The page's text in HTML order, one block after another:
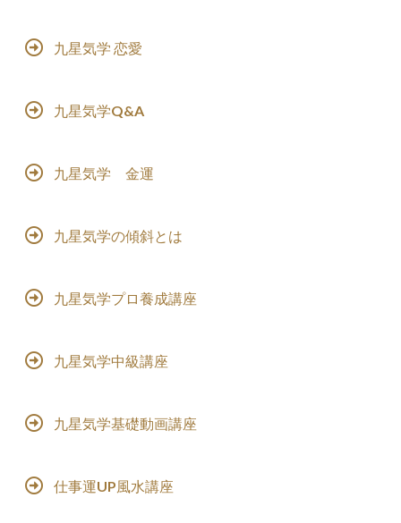
九星気学 恋愛
九星気学Q&A
九星気学 金運
九星気学の傾斜とは
九星気学プロ養成講座
九星気学中級講座
九星気学基礎動画講座
仕事運UP風水講座